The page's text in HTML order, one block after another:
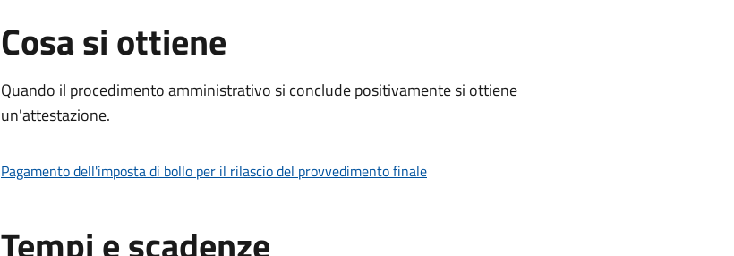
Cosa si ottiene
Quando il procedimento amministrativo si conclude positivamente si ottiene
un'attestazione.
Pagamento dell'imposta di bollo per il rilascio del provvedimento finale